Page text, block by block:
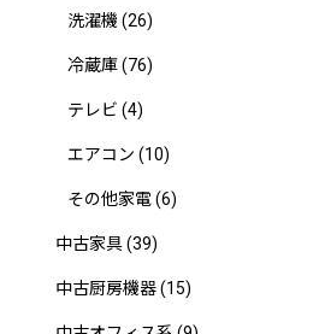
洗濯機 (26)
冷蔵庫(76)
テレビ (4)
エアコン (10)
その他家電(6)
中古家具(39)
中古厨房機器(15)